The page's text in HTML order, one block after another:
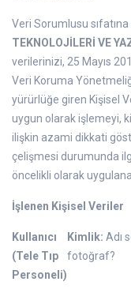
Veri Sorumlusu
TEKNOLOJİLERİ VE
verilerinizi, 25 Mayıs
Veri Koruma
yürürlüğe giren Kişisel
uygun olarak işlemeyi,
ilişkin azami dikkati
çelişmesi durumunda
öncelikli olarak
İşlenen Kişisel Veriler
Kullanıcı
(Tele Tıp
Personeli)
Kimlik: Adı
fotoğraf?